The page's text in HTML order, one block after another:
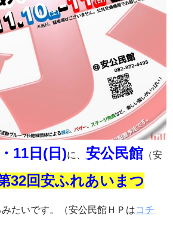
11日(日)に、 安公民館 （安
第32回安ふれあいまつ
たいです。（安公民館ＨＰはコチ